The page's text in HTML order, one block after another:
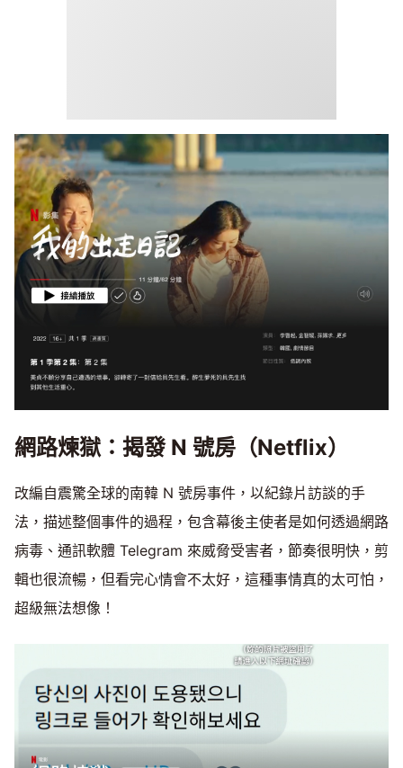
網路煉獄：揭發 N 號房（Netflix）
改編自震驚全球的南韓 N 號房事件，以紀錄片訪談的手
法，描述整個事件的過程，包含幕後主使者是如何透過網路
病毒、通訊軟體 Telegram 來威脅受害者，節奏很明快，剪
輯也很流暢，但看完心情會不太好，這種事情真的太可怕，
超級無法想像！